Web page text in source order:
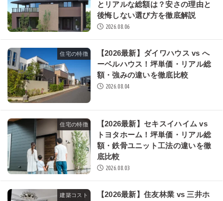
とリアルな総額は？安さの理由と
後悔しない選び方を徹底解説
2026.08.06
住宅の特徴
【2026最新】ダイワハウス vs へ
ーベルハウス！坪単価・リアル総
額・強みの違いを徹底比較
2026.08.04
住宅の特徴
【2026最新】セキスイハイム vs
トヨタホーム！坪単価・リアル総
額・鉄骨ユニット工法の違いを徹
底比較
2026.08.03
建築コスト
【2026最新】住友林業 vs 三井ホ